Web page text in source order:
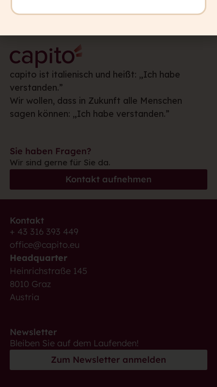
capito ist italienisch und heißt: „Ich habe
verstanden.”
Wir wollen, dass in Zukunft alle Menschen
sagen können: „Ich habe verstanden.”
Sie haben Fragen?
Wir sind gerne für Sie da.
Kontakt aufnehmen
Kontakt
+ 43 316 393 449
office@capito.eu
Headquarter
Heinrichstraße 145
8010 Graz
Austria
Newsletter
Bleiben Sie auf dem Laufenden!
Zum Newsletter anmelden